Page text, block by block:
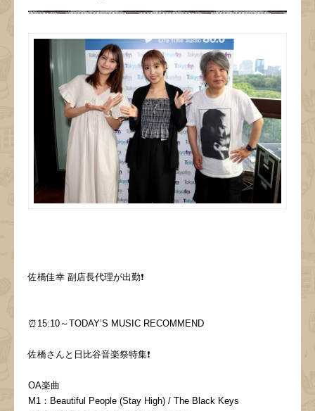
佐橋佳幸 副店長代理が出勤❗️
⏰15:10～TODAY’S MUSIC RECOMMEND
佐橋さんと日比谷音楽祭特集❗️
OA楽曲
M1：Beautiful People (Stay High) / The Black Keys